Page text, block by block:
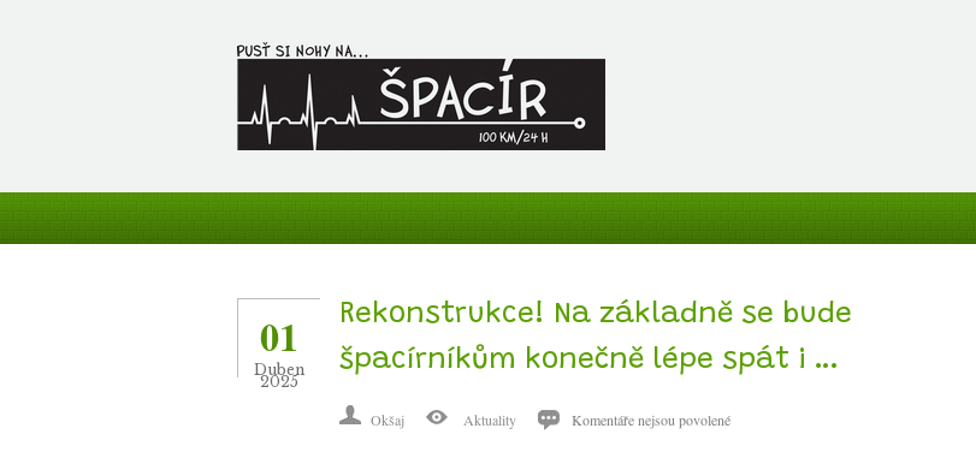
Rekonstrukce! Na základně se bude
špacírníkům konečně lépe spát i …
01
Duben
2025
Okšaj Aktuality Komentáře nejsou povolenéu